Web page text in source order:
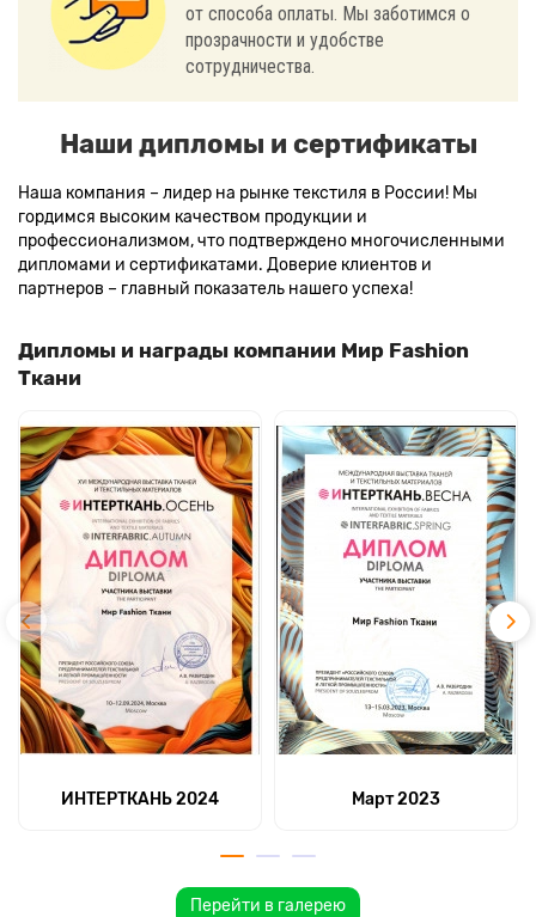
от способа оплаты. Мы заботимся о
прозрачности и удобстве
сотрудничества.
Наши дипломы и сертификаты
Наша компания – лидер на рынке текстиля в России! Мы
гордимся высоким качеством продукции и
профессионализмом, что подтверждено многочисленными
дипломами и сертификатами. Доверие клиентов и
партнеров – главный показатель нашего успеха!
Дипломы и награды компании Мир Fashion
Ткани
ИНТЕРТКАНЬ 2024 Март 2023
Перейти в галерею